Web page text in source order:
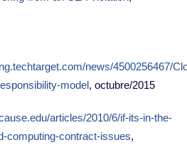
news/4500256467/
model, octubre/2015
articles/2010/6/if-its-in-the-
computing-contract-issues,